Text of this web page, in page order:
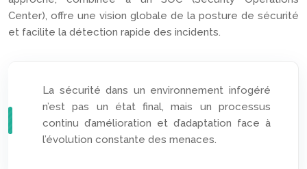
Center), offre une vision globale de la posture de sécurité
et facilite la détection rapide des incidents.
La sécurité dans un environnement infogéré
n’est pas un état final, mais un processus
continu d’amélioration et d’adaptation face à
l’évolution constante des menaces.